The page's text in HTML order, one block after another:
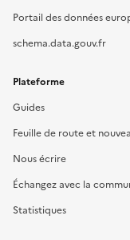
Portail des données
schema.data.gouv.fr
Plateforme
Guides
Feuille de route et
Nous écrire
Échangez avec la
Statistiques